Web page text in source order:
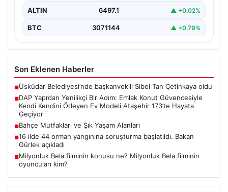
çekici bir adım…
ALTIN 6497.1 ▲ +0.02%
BTC 3071144 ▲ +0.79%
Son Eklenen Haberler
■Üsküdar Belediyesi’nde başkanvekili Sibel Tan Çetinkaya oldu
■DAP Yapı’dan Yenilikçi Bir Adım: Emlak Konut Güvencesiyle
Kendi Kendini Ödeyen Ev Modeli Ataşehir 173’te Hayata
Geçiyor
■Bahçe Mutfakları ve Şık Yaşam Alanları
■16 ilde 44 orman yangınına soruşturma başlatıldı. Bakan
Gürlek açıkladı
■Milyonluk Bela filminin konusu ne? Milyonluk Bela filminin
oyuncuları kim?